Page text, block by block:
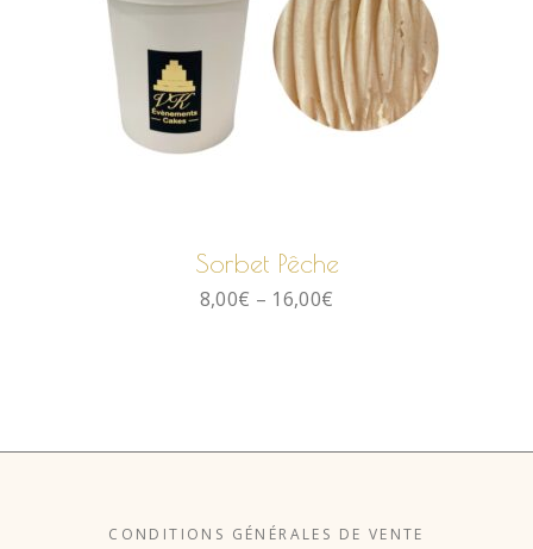
Sorbet Pêche
8,00€ – 16,00€
CONDITIONS GÉNÉRALES DE VENTE